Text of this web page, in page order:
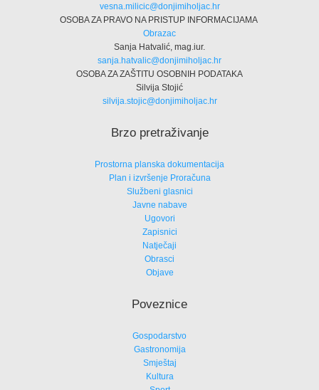
vesna.milicic@donjimiholjac.hr
OSOBA ZA PRAVO NA PRISTUP INFORMACIJAMA
Obrazac
Sanja Hatvalić, mag.iur.
sanja.hatvalic@donjimiholjac.hr
OSOBA ZA ZAŠTITU OSOBNIH PODATAKA
Silvija Stojić
silvija.stojic@donjimiholjac.hr
Brzo pretraživanje
Prostorna planska dokumentacija
Plan i izvršenje Proračuna
Službeni glasnici
Javne nabave
Ugovori
Zapisnici
Natječaji
Obrasci
Objave
Poveznice
Gospodarstvo
Gastronomija
Smještaj
Kultura